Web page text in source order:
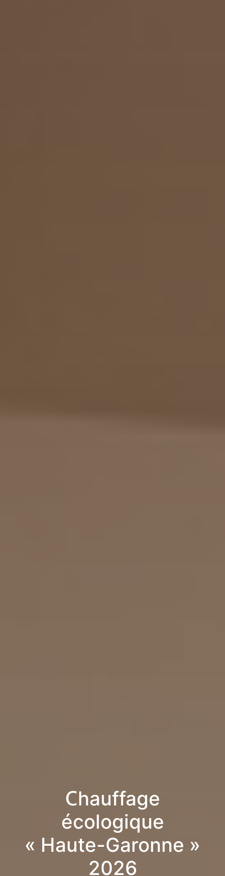
Chauffage
écologique
« Haute-Garonne »
2026